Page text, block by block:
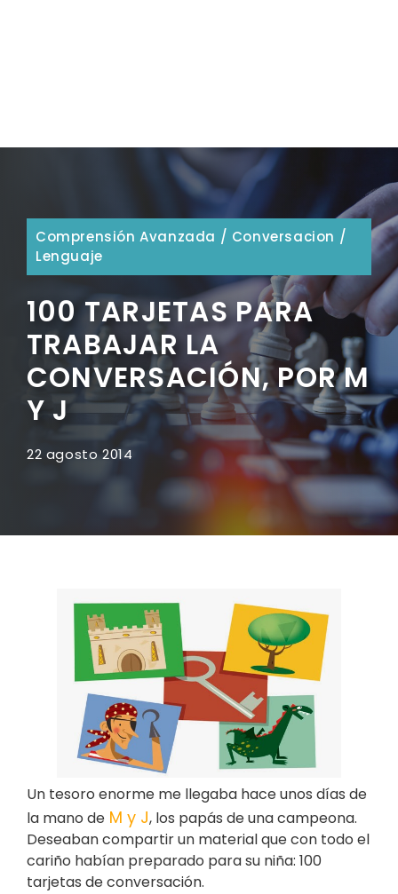
Comprensión Avanzada / Conversacion /
Lenguaje
100 TARJETAS PARA
TRABAJAR LA
CONVERSACIÓN, POR M
Y J
22 agosto 2014
Un tesoro enorme me llegaba hace unos días de
la mano de M y J, los papás de una campeona.
Deseaban compartir un material que con todo el
cariño habían preparado para su niña: 100
tarjetas de conversación.